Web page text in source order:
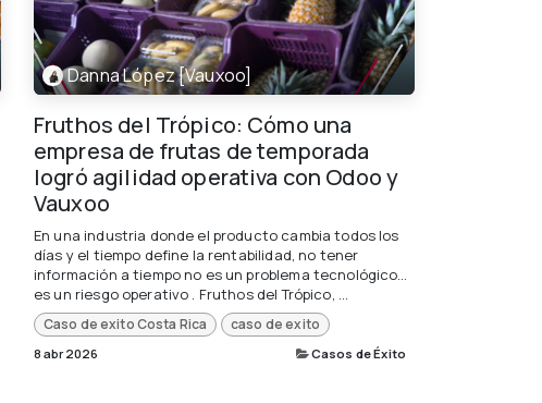
Danna López [Vauxoo]
Fruthos del Trópico: Cómo una
empresa de frutas de temporada
logró agilidad operativa con Odoo y
Vauxoo
En una industria donde el producto cambia todos los
días y el tiempo define la rentabilidad, no tener
información a tiempo no es un problema tecnológico…
es un riesgo operativo . Fruthos del Trópico, ...
Caso de exito Costa Rica caso de exito
8 abr 2026 Casos de Éxito